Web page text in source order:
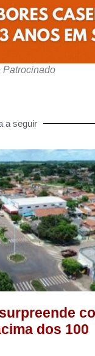
Patrocinado
a seguir
dos 100